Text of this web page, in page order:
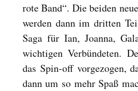
rote Band“. Die beiden
werden dann im dritten
Saga für Ian, Joanna,
wichtigen Verbündeten.
das Spin-off vorgezogen,
dann um so mehr Spaß